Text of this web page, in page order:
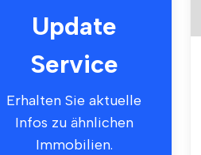
Update
Service
Erhalten Sie aktuelle
Infos zu ähnlichen
Immobilien.